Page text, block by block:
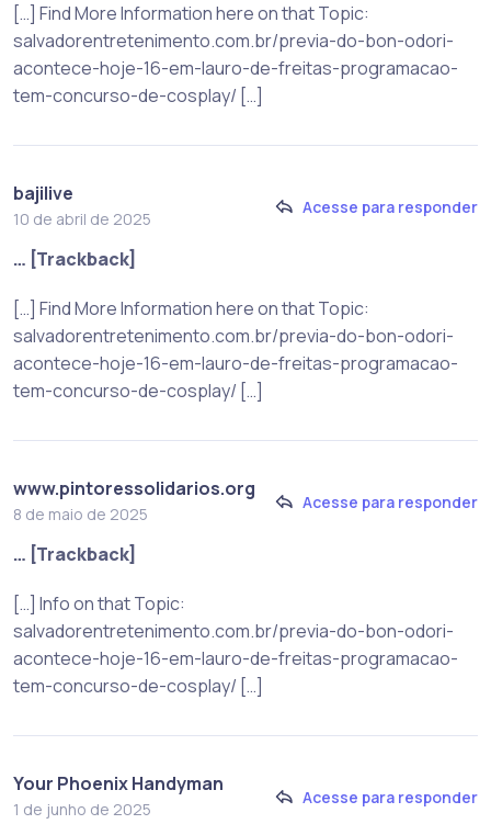
[…] Find More Information here on that Topic:
salvadorentretenimento.com.br/previa-do-bon-odori-
acontece-hoje-16-em-lauro-de-freitas-programacao-
tem-concurso-de-cosplay/ […]
bajilive
10 de abril de 2025
Acesse para responder
… [Trackback]
[…] Find More Information here on that Topic:
salvadorentretenimento.com.br/previa-do-bon-odori-
acontece-hoje-16-em-lauro-de-freitas-programacao-
tem-concurso-de-cosplay/ […]
www.pintoressolidarios.org
8 de maio de 2025
Acesse para responder
… [Trackback]
[…] Info on that Topic:
salvadorentretenimento.com.br/previa-do-bon-odori-
acontece-hoje-16-em-lauro-de-freitas-programacao-
tem-concurso-de-cosplay/ […]
Your Phoenix Handyman
1 de junho de 2025
Acesse para responder